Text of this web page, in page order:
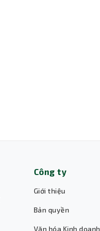
Công ty
Giới thiệu
Bản quyền
Văn hóa Kinh doanh